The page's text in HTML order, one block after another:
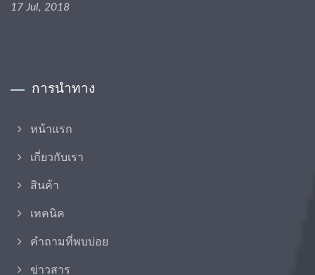
17 Jul, 2018
การนำทาง
หน้าแรก
เกี่ยวกับเรา
สินค้า
เทคนิค
คำถามที่พบบ่อย
ข่าวสาร